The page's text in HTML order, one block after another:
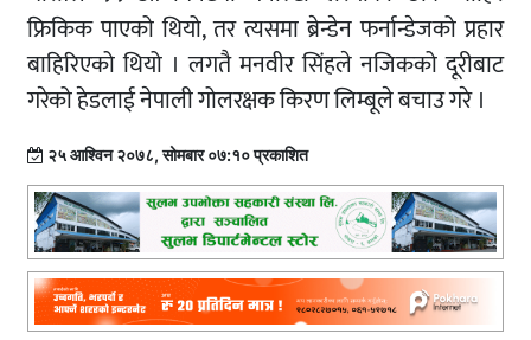
फ्रिकिक पाएको थियो, तर त्यसमा ब्रेन्डेन फर्नान्डेजको प्रहार
बाहिरिएको थियो । लगतै मनवीर सिंहले नजिकको दूरीबाट
गरेको हेडलाई नेपाली गोलरक्षक किरण लिम्बूले बचाउ गरे ।
२५ आश्विन २०७८, सोमबार ०७:१० प्रकाशित